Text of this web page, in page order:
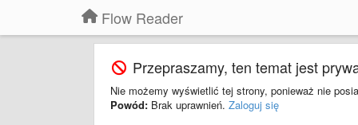
Flow Reader
Przepraszamy, ten temat jest
Nie możemy wyświetlić tej strony, ponieważ nie
Powód: Brak uprawnień. Zaloguj się